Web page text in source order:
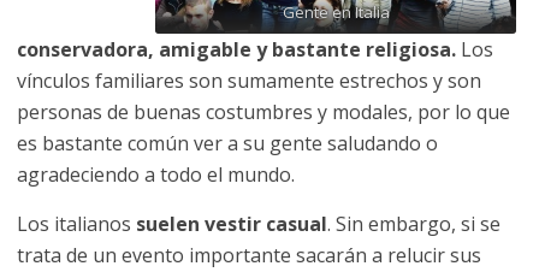
Gente en Italia
conservadora, amigable y bastante religiosa. Los
vínculos familiares son sumamente estrechos y son
personas de buenas costumbres y modales, por lo que
es bastante común ver a su gente saludando o
agradeciendo a todo el mundo.
Los italianos suelen vestir casual. Sin embargo, si se
trata de un evento importante sacarán a relucir sus